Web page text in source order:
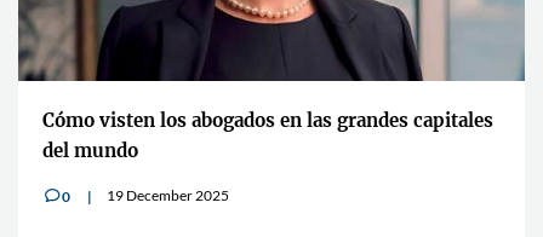
Cómo visten los abogados en las grandes capitales
del mundo
v0 19 December 2025